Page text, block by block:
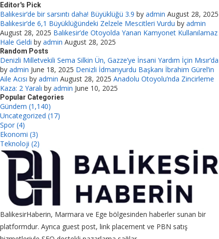
Editor's Pick
Balıkesir’de bir sarsıntı daha! Büyüklüğü 3.9 by admin August 28, 2025
Balıkesir’de 6,1 Büyüklüğündeki Zelzele Mescitleri Vurdu by admin
August 28, 2025 Balıkesir’de Otoyolda Yanan Kamyonet Kullanılamaz
Hale Geldi by admin August 28, 2025
Random Posts
Denizli Milletvekili Sema Silkin Ün, Gazze’ye İnsani Yardım İçin Mısır’da
by admin June 18, 2025 Denizli İdmanyurdu Başkanı İbrahim Gürel’in
Aile Acısı by admin August 28, 2025 Anadolu Otoyolu’nda Zincirleme
Kaza: 2 Yaralı by admin June 10, 2025
Popular Categories
Gündem (1,140)
Uncategorized (17)
Spor (4)
Ekonomi (3)
Teknoloji (2)
BalikesirHaberin, Marmara ve Ege bölgesinden haberler sunan bir
platformdur. Ayrıca guest post, link placement ve PBN satış